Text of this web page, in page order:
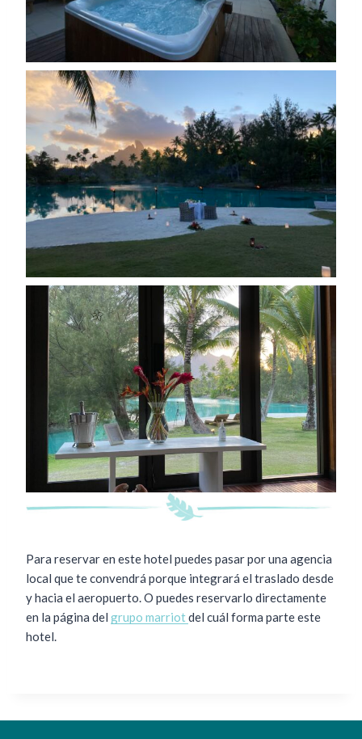
Para reservar en este hotel puedes pasar por una agencia
local que te convendrá porque integrará el traslado desde
y hacia el aeropuerto. O puedes reservarlo directamente
en la página del grupo marriotdel cuál forma parte este
hotel.